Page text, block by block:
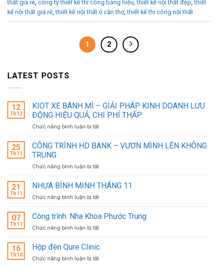
thất giá rẻ công ty thiết kế thi công bảng hiệu ,thiết kế nội thất đẹp ,thiết
kế nội thất giá rẻ ,thiết kế nội thất ở cần thơ,thiết kế thi công nội thất
1 2
LATEST POSTS
12
Th12
KIOT XE BÁNH MÌ – GIẢI PHÁP KINH DOANH LƯU
ĐỘNG HIỆU QUẢ, CHI PHÍ THẤP
Chức năng bình luận bị tắtở
XE
–
PHÁP
DOANH
ĐỘNG
HIỆU
PHÍ
THẤP
25
Th11
CÔNG TRÌNH HD BANK – VƯƠN MÌNH LÊN KHÔNG
TRUNG
Chức năng bình luận bị tắtở
TRÌNH
BANK
VƯƠN
TRUNG
21
Th11
NHỰA BÌNH MINH THÁNG 11
Chức năng bình luận bị tắtở
BÌNH
THÁNG
07
Th11
Công trình: Nha Khoa Phước Trung
Chức năng bình luận bị tắtở
trình:
Khoa
16
Th10
Hộp đèn Qure Clinic
Chức năng bình luận bị tắtở